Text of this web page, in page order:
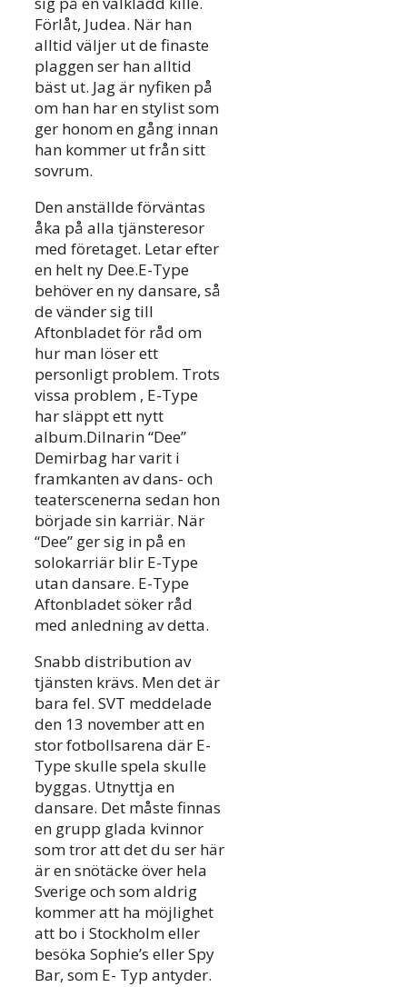
Förlåt, Judea. När han
alltid väljer ut de finaste
plaggen ser han alltid
bäst ut. Jag är nyfiken på
om han har en stylist som
ger honom en gång innan
han kommer ut från sitt
sovrum.
Den anställde förväntas
åka på alla tjänsteresor
med företaget. Letar efter
en helt ny Dee.E-Type
behöver en ny dansare, så
de vänder sig till
Aftonbladet för råd om
hur man löser ett
personligt problem. Trots
vissa problem , E-Type
har släppt ett nytt
album.Dilnarin “Dee”
Demirbag har varit i
framkanten av dans- och
teaterscenerna sedan hon
började sin karriär. När
“Dee” ger sig in på en
solokarriär blir E-Type
utan dansare. E-Type
Aftonbladet söker råd
med anledning av detta.
Snabb distribution av
tjänsten krävs. Men det är
bara fel. SVT meddelade
den 13 november att en
stor fotbollsarena där E-
Type skulle spela skulle
byggas. Utnyttja en
dansare. Det måste finnas
en grupp glada kvinnor
som tror att det du ser här
är en snötäcke över hela
Sverige och som aldrig
kommer att ha möjlighet
att bo i Stockholm eller
besöka Sophie’s eller Spy
Bar, som E- Typ antyder.